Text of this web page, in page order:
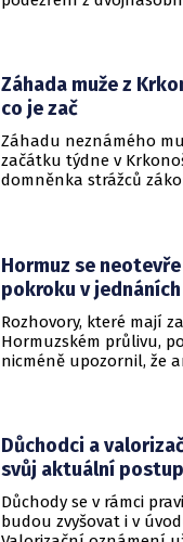
Záhada muže z
co je zač
Záhadu neznámého
začátku týdne v
domněnka strážců
Hormuz se
pokroku v jednáních
Rozhovory, které mají
Hormuzském průlivu,
nicméně upozornil, že
Důchodci a
svůj aktuální postup
Důchody se v rámci
budou zvyšovat i v